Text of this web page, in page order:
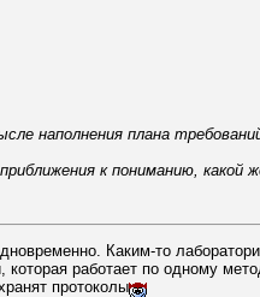
наполнения плана
к пониманию, какой
Каким-то
работает по одному
протоколы